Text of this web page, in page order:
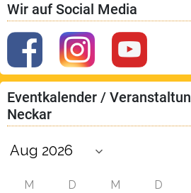
Wir auf Social Media
Eventkalender /
Neckar
M D M D